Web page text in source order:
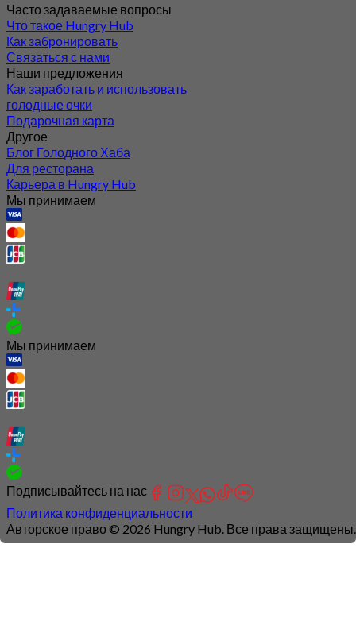
Часто задаваемые вопросы
Что такое Hungry Hub
Как забронировать
Связаться с нами
Наши предложения
Как заработать и использовать
голодные очки
Подарочная карта
Другое
Блог Голодного Хаба
Для ресторана
Карьера в Hungry Hub
Мы принимаем
Мы принимаем
Подписывайтесь на нас
Политика конфиденциальности
Авторское право © 2026 Hungry Hub. Все права защищены.
Connection